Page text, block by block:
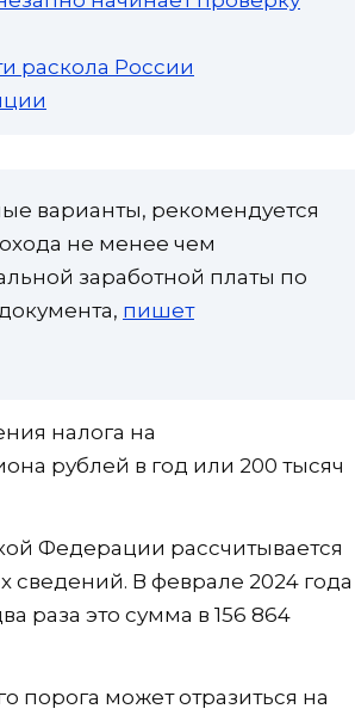
раскола России
варианты, рекомендуется
не менее чем
заработной платы по
пишет
налога на
рублей в год или 200 тысяч
Федерации рассчитывается
сведений. В феврале 2024 года
раза это сумма в 156 864
порога может отразиться на